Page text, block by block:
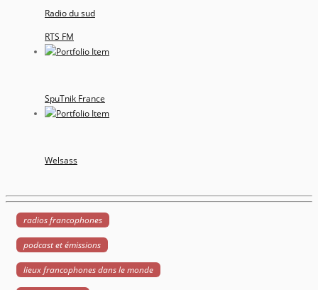
Radio du sud
RTS FM
SpuTnik France
Welsass
radios francophones
podcast et émissions
lieux francophones dans le monde